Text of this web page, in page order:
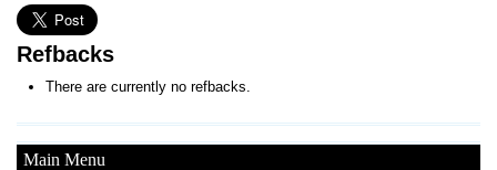
Main Menu
Refbacks
There are currently no refbacks.